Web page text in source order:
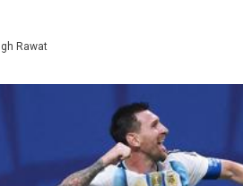
Rawat